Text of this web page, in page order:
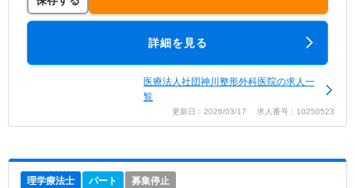
詳細を見る
医療法人社団神川整形外科医院の求人一
覧
更新日：2026/03/17 求人番号：10250523
理学療法士 パート 募集停止